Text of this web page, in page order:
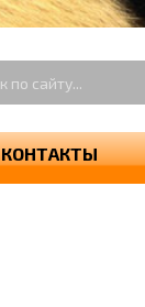
КОНТАКТЫ